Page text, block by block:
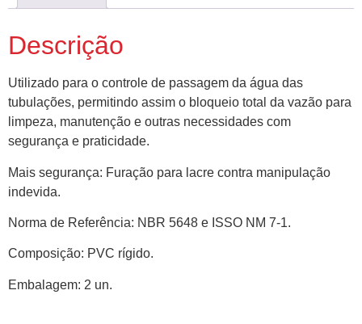
Descrição
Utilizado para o controle de passagem da água das
tubulações, permitindo assim o bloqueio total da vazão para
limpeza, manutenção e outras necessidades com
segurança e praticidade.
Mais segurança: Furação para lacre contra manipulação
indevida.
Norma de Referência: NBR 5648 e ISSO NM 7-1.
Composição: PVC rígido.
Embalagem: 2 un.